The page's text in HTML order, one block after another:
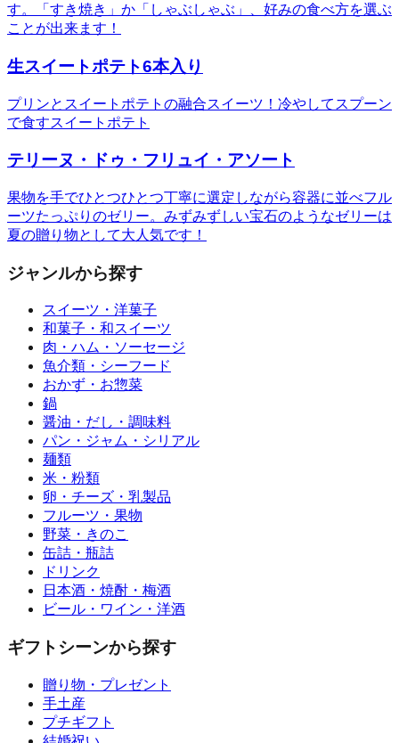
す。「すき焼き」か「しゃぶしゃぶ」、好みの食べ方を選ぶ
ことが出来ます！
生スイートポテト6本入り
プリンとスイートポテトの融合スイーツ！冷やしてスプーン
で食すスイートポテト
テリーヌ・ドゥ・フリュイ・アソート
果物を手でひとつひとつ丁寧に選定しながら容器に並べフル
ーツたっぷりのゼリー。みずみずしい宝石のようなゼリーは
夏の贈り物として大人気です！
ジャンルから探す
スイーツ・洋菓子
和菓子・和スイーツ
肉・ハム・ソーセージ
魚介類・シーフード
おかず・お惣菜
鍋
醤油・だし・調味料
パン・ジャム・シリアル
麺類
米・粉類
卵・チーズ・乳製品
フルーツ・果物
野菜・きのこ
缶詰・瓶詰
ドリンク
日本酒・焼酎・梅酒
ビール・ワイン・洋酒
ギフトシーンから探す
贈り物・プレゼント
手土産
プチギフト